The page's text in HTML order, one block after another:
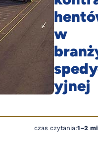
w
yjnej
czas czytania:1–2